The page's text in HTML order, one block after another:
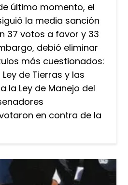
último momento, el
la media sanción
37 votos a favor y 33
debió eliminar
más cuestionados:
de Tierras y las
la Ley de Manejo del
en contra de la